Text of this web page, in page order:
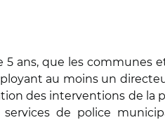
ans, que les communes
au moins un
des interventions de la
de police